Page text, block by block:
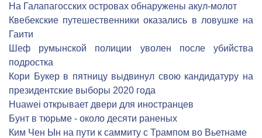
На Галапагосских островах обнаружены акул-молот
Квебекские путешественники оказались в ловушке на
Гаити
Шеф румынской полиции уволен после убийства
подростка
Кори Букер в пятницу выдвинул свою кандидатуру на
президентские выборы 2020 года
Huawei открывает двери для иностранцев
Бунт в тюрьме - около десяти раненых
Ким Чен Ын на пути к саммиту с Трампом во Вьетнаме